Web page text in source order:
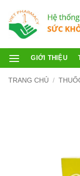
GIỚI THIỆU
TRANG CHỦ /